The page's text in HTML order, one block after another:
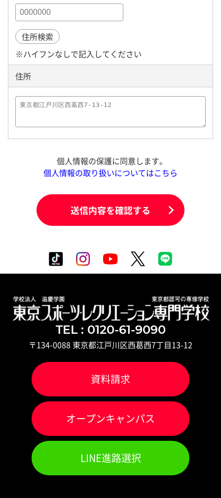
住所検索
※ハイフンなしで記入してください
住所
個人情報の保護に同意します。
個人情報の取り扱いについてはこちら
送信内容を確認する
TEL : 0120-61-9090
〒134-0088 東京都江戸川区西葛西7丁目13-12
資料請求
オープンキャンパス
LINE進路選択